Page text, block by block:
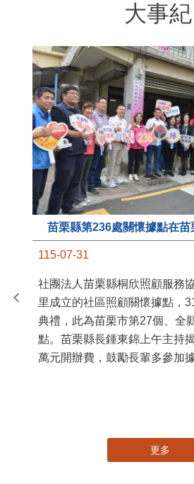
大事紀
苗栗縣第236處關懷據點在苗
115-07-31
社團法人苗栗縣桐欣照顧服務
里成立的社區照顧關懷據點，
典禮，此為苗栗市第27個、全
點。苗栗縣長鍾東錦上午主持
萬元開辦費，鼓勵長輩多參加
更多